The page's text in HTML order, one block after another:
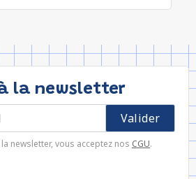
la newsletter
newsletter, vous acceptez nos CGU.